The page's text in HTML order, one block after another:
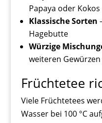
Papaya oder Kokos
Klassische Sorten
Hagebutte
Würzige
weiteren Gewürzen
Früchtetee
Viele Früchtetees
Wasser bei 100 °C